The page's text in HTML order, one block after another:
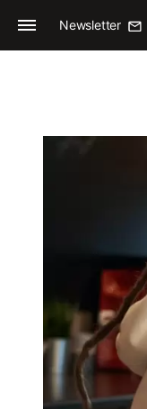
Newsletter